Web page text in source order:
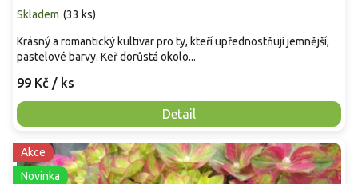
Skladem (33 ks)
99 Kč / ks
Detail
Krásný a romantický kultivar pro ty, kteří upřednostňují jemnější,
pastelové barvy. Keř dorůstá okolo...
Akce
Novinka